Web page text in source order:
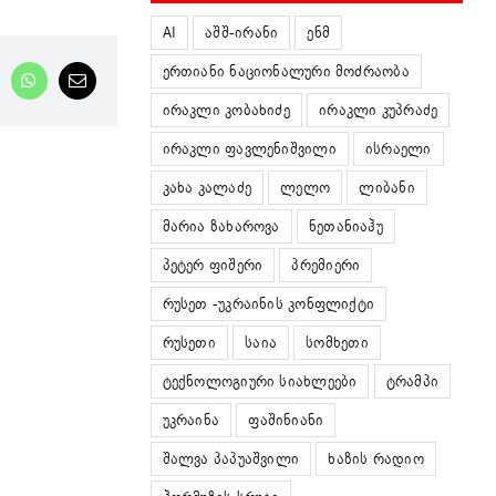
WhatsApp
Email
AI აშშ-ირანი
ენმ
ერთიანი ნაციონალური მოძრაობა
ირაკლი კობახიძე
ირაკლი კუპრაძე
ირაკლი ფავლენიშვილი
ისრაელი
კახა კალაძე
ლელო
ლიბანი
მარია ზახაროვა
ნეთანიაჰუ
პეტერ ფიშერი
პრემიერი
რუსეთ -უკრაინის კონფლიქტი
რუსეთი
საია
სომხეთი
ტექნოლოგიური სიახლეები
ტრამპი
უკრაინა
ფაშინიანი
შალვა პაპუაშვილი
ხაზის რადიო